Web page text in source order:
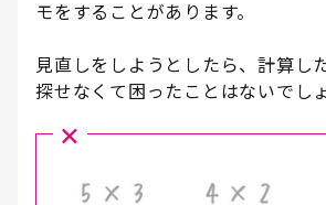
モをすることがあります。
見直しをしようとしたら、計算し
探せなくて困ったことはないでし
×